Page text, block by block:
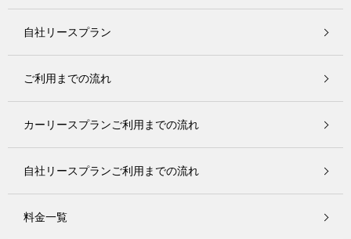
自社リースプラン
ご利用までの流れ
カーリースプランご利用までの流れ
自社リースプランご利用までの流れ
料金一覧